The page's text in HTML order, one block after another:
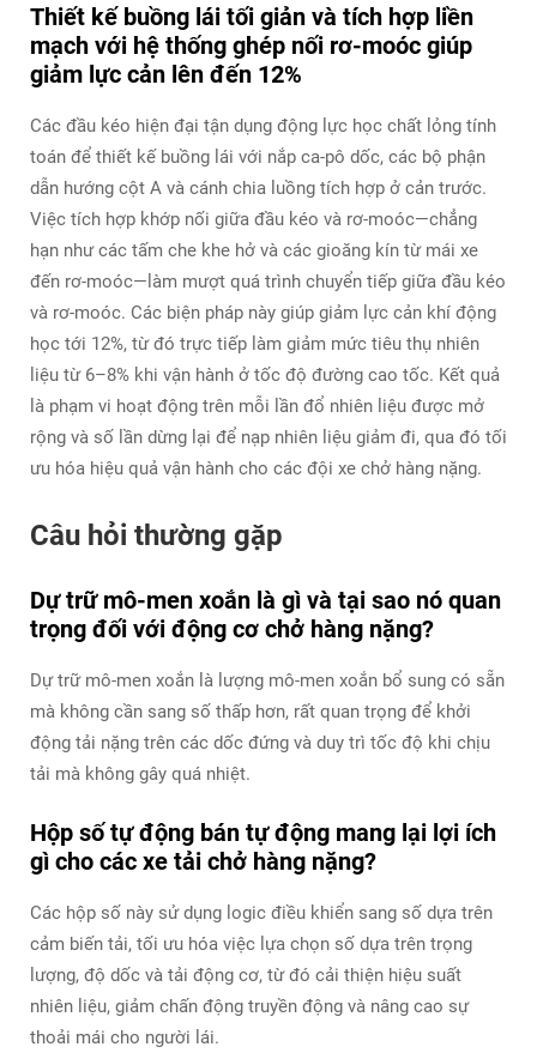
Thiết kế buồng lái tối giản và tích hợp liền
mạch với hệ thống ghép nối rơ-moóc giúp
giảm lực cản lên đến 12%
Các đầu kéo hiện đại tận dụng động lực học chất lỏng tính
toán để thiết kế buồng lái với nắp ca-pô dốc, các bộ phận
dẫn hướng cột A và cánh chia luồng tích hợp ở cản trước.
Việc tích hợp khớp nối giữa đầu kéo và rơ-moóc—chẳng
hạn như các tấm che khe hở và các gioăng kín từ mái xe
đến rơ-moóc—làm mượt quá trình chuyển tiếp giữa đầu kéo
và rơ-moóc. Các biện pháp này giúp giảm lực cản khí động
học tới 12%, từ đó trực tiếp làm giảm mức tiêu thụ nhiên
liệu từ 6–8% khi vận hành ở tốc độ đường cao tốc. Kết quả
là phạm vi hoạt động trên mỗi lần đổ nhiên liệu được mở
rộng và số lần dừng lại để nạp nhiên liệu giảm đi, qua đó tối
ưu hóa hiệu quả vận hành cho các đội xe chở hàng nặng.
Câu hỏi thường gặp
Dự trữ mô-men xoắn là gì và tại sao nó quan
trọng đối với động cơ chở hàng nặng?
Dự trữ mô-men xoắn là lượng mô-men xoắn bổ sung có sẵn
mà không cần sang số thấp hơn, rất quan trọng để khởi
động tải nặng trên các dốc đứng và duy trì tốc độ khi chịu
tải mà không gây quá nhiệt.
Hộp số tự động bán tự động mang lại lợi ích
gì cho các xe tải chở hàng nặng?
Các hộp số này sử dụng logic điều khiển sang số dựa trên
cảm biến tải, tối ưu hóa việc lựa chọn số dựa trên trọng
lượng, độ dốc và tải động cơ, từ đó cải thiện hiệu suất
nhiên liệu, giảm chấn động truyền động và nâng cao sự
thoải mái cho người lái.